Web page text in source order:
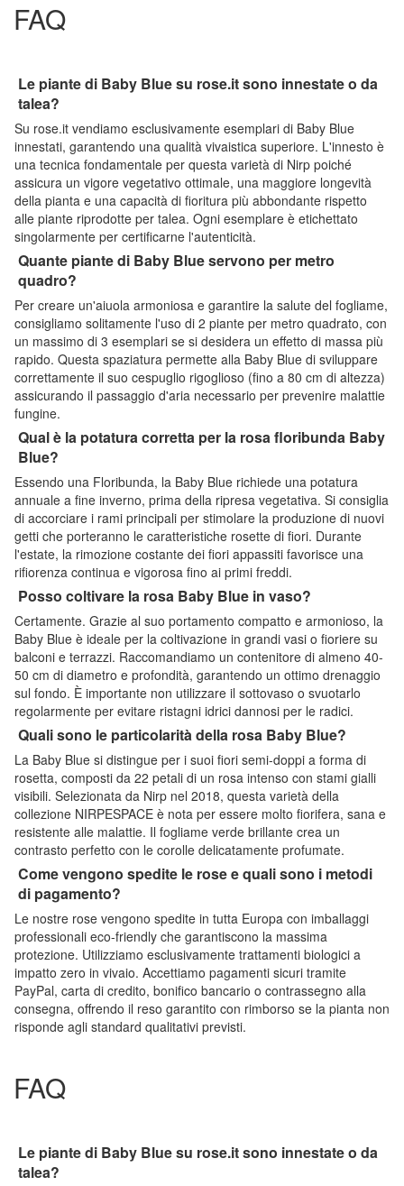
FAQ
Le piante di Baby Blue su rose.it sono innestate o da
talea?
Su rose.it vendiamo esclusivamente esemplari di Baby Blue
innestati, garantendo una qualità vivaistica superiore. L'innesto è
una tecnica fondamentale per questa varietà di Nirp poiché
assicura un vigore vegetativo ottimale, una maggiore longevità
della pianta e una capacità di fioritura più abbondante rispetto
alle piante riprodotte per talea. Ogni esemplare è etichettato
singolarmente per certificarne l'autenticità.
Quante piante di Baby Blue servono per metro
quadro?
Per creare un'aiuola armoniosa e garantire la salute del fogliame,
consigliamo solitamente l'uso di 2 piante per metro quadrato, con
un massimo di 3 esemplari se si desidera un effetto di massa più
rapido. Questa spaziatura permette alla Baby Blue di sviluppare
correttamente il suo cespuglio rigoglioso (fino a 80 cm di altezza)
assicurando il passaggio d'aria necessario per prevenire malattie
fungine.
Qual è la potatura corretta per la rosa floribunda Baby
Blue?
Essendo una Floribunda, la Baby Blue richiede una potatura
annuale a fine inverno, prima della ripresa vegetativa. Si consiglia
di accorciare i rami principali per stimolare la produzione di nuovi
getti che porteranno le caratteristiche rosette di fiori. Durante
l'estate, la rimozione costante dei fiori appassiti favorisce una
rifiorenza continua e vigorosa fino ai primi freddi.
Posso coltivare la rosa Baby Blue in vaso?
Certamente. Grazie al suo portamento compatto e armonioso, la
Baby Blue è ideale per la coltivazione in grandi vasi o fioriere su
balconi e terrazzi. Raccomandiamo un contenitore di almeno 40-
50 cm di diametro e profondità, garantendo un ottimo drenaggio
sul fondo. È importante non utilizzare il sottovaso o svuotarlo
regolarmente per evitare ristagni idrici dannosi per le radici.
Quali sono le particolarità della rosa Baby Blue?
La Baby Blue si distingue per i suoi fiori semi-doppi a forma di
rosetta, composti da 22 petali di un rosa intenso con stami gialli
visibili. Selezionata da Nirp nel 2018, questa varietà della
collezione NIRPESPACE è nota per essere molto fiorifera, sana e
resistente alle malattie. Il fogliame verde brillante crea un
contrasto perfetto con le corolle delicatamente profumate.
Come vengono spedite le rose e quali sono i metodi
di pagamento?
Le nostre rose vengono spedite in tutta Europa con imballaggi
professionali eco-friendly che garantiscono la massima
protezione. Utilizziamo esclusivamente trattamenti biologici a
impatto zero in vivaio. Accettiamo pagamenti sicuri tramite
PayPal, carta di credito, bonifico bancario o contrassegno alla
consegna, offrendo il reso garantito con rimborso se la pianta non
risponde agli standard qualitativi previsti.
FAQ
Le piante di Baby Blue su rose.it sono innestate o da
talea?